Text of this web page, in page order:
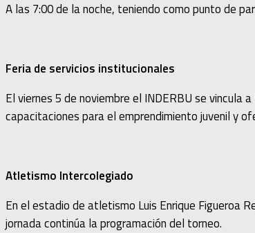
A las 7:00 de la noche, teniendo como punto de
Feria de servicios institucionales
El viernes 5 de noviembre el INDERBU se
capacitaciones para el emprendimiento juvenil y
Atletismo Intercolegiado
En el estadio de atletismo Luis Enrique Figueroa
jornada continúa la programación del torneo.